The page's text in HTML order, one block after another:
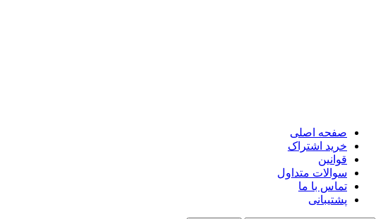
صفحه اصلی
خرید اشتراک
قوانین
سوالات متداول
تماس با ما
پشتیبانی